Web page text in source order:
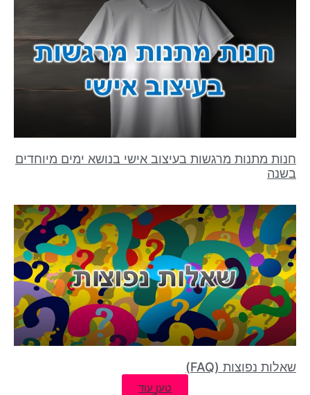
חנות מתנות מרגשות בעיצוב אישי בנושא ימים מיוחדים
בשנה
שאלות נפוצות (FAQ)
טען עוד